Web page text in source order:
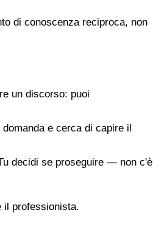
di conoscenza reciproca, non
un discorso: puoi
e cerca di capire il
decidi se proseguire — non c'è
il professionista.